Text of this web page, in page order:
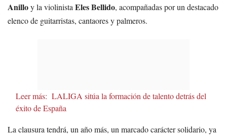
Anilloy la violinista Eles Bellido, acompañadas por un destacado
elenco de guitarristas, cantaores y palmeros.
Leer más: LALIGA sitúa la formación de talento detrás del
éxito de España
La clausura tendrá, un año más, un marcado carácter solidario, ya